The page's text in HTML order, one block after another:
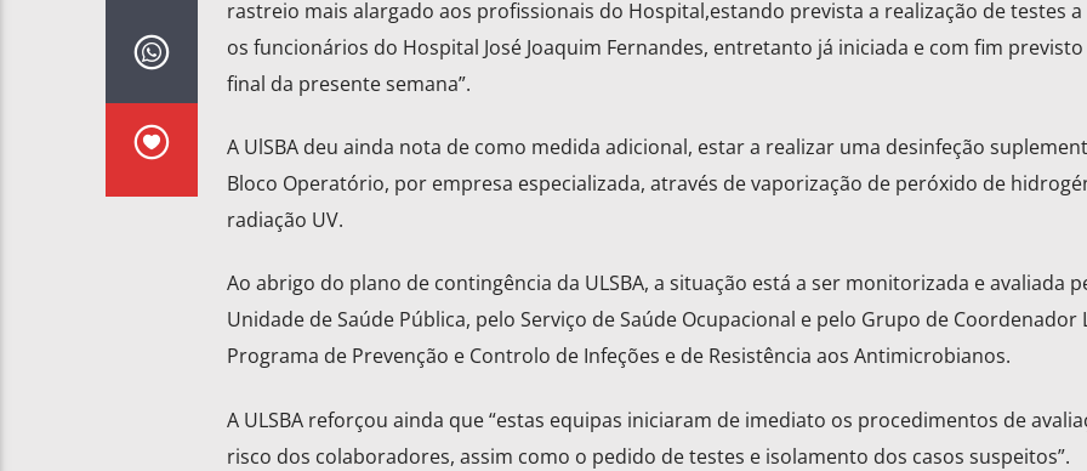
rastreio mais alargado aos profissionais do Hospital,estando prevista a realização de testes
os funcionários do Hospital José Joaquim Fernandes, entretanto já iniciada e com fim
final da presente semana”.
A UlSBA deu ainda nota de como medida adicional, estar a realizar uma desinfeção
Bloco Operatório, por empresa especializada, através de vaporização de peróxido de
radiação UV.
Ao abrigo do plano de contingência da ULSBA, a situação está a ser monitorizada e avaliada
Unidade de Saúde Pública, pelo Serviço de Saúde Ocupacional e pelo Grupo de Coordenador
Programa de Prevenção e Controlo de Infeções e de Resistência aos Antimicrobianos.
A ULSBA reforçou ainda que “estas equipas iniciaram de imediato os procedimentos de
risco dos colaboradores, assim como o pedido de testes e isolamento dos casos suspeitos”.